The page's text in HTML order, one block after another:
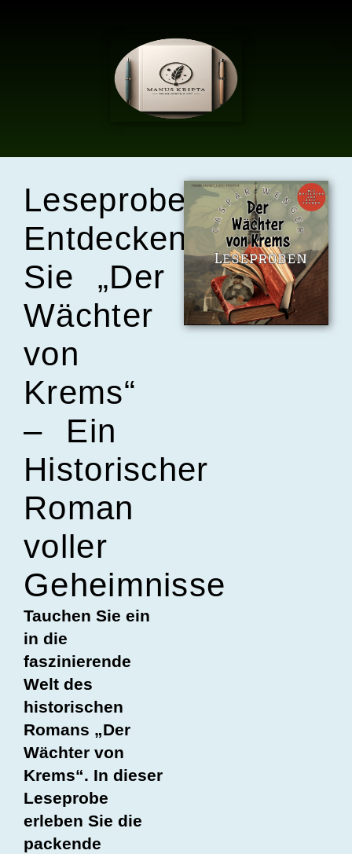
Leseprobe:
Entdecken
Sie „Der
Wächter
von
Krems“
– Ein
Historischer
Roman
voller
Geheimnisse
Tauchen Sie ein
in die
faszinierende
Welt des
historischen
Romans „Der
Wächter von
Krems“. In dieser
Leseprobe
erleben Sie die
packende